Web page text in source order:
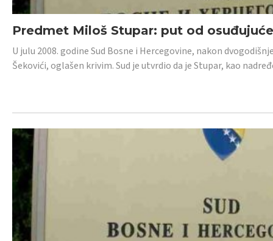
Predmet Miloš Stupar: put od
U julu 2008. godine Sud Bosne i Hercegovine, nakon
Šekovići, oglašen krivim. Sud je utvrdio da je Stupar, kao